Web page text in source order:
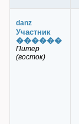
danz
Участник
������
Питер
(восток)